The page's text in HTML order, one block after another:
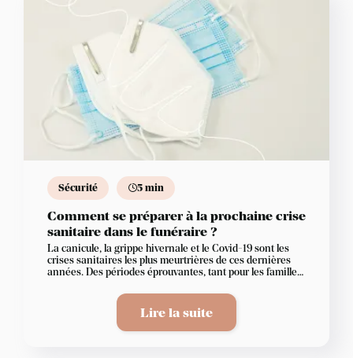
Sécurité 5 min
Comment se préparer à la prochaine crise
sanitaire dans le funéraire ?
La canicule, la grippe hivernale et le Covid-19 sont les
crises sanitaires les plus meurtrières de ces dernières
années. Des périodes éprouvantes, tant pour les familles
sont en première ligne.
Lire la suite